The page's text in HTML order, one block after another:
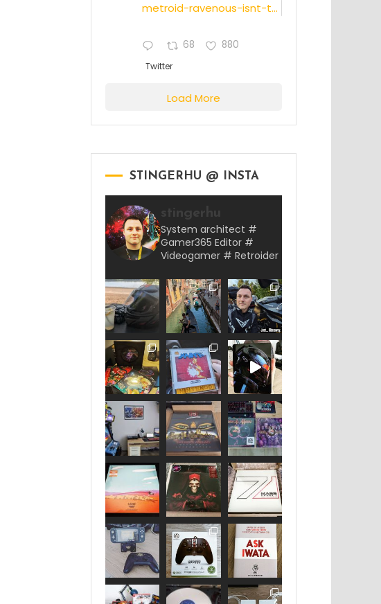
metroid-ravenous-isnt-t...
68 880
Twitter
Load More
STINGERHU @ INSTA
stingerhu
System architect #
Gamer365 Editor #
Videogamer # Retroider